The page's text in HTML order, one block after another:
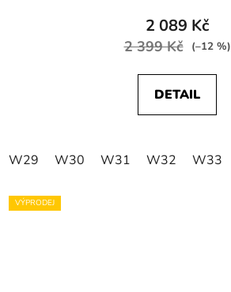
2 089 Kč
2 399 Kč (–12 %)
DETAIL
W29 W30 W31 W32 W33
VÝPRODEJ